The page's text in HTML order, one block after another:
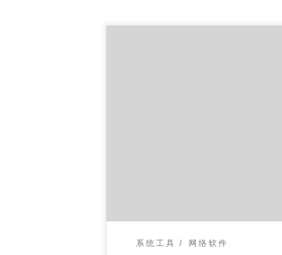
系统工具 网络软件